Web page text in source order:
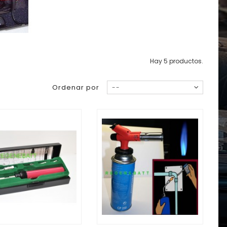
Hay 5 productos.
Ordenar por --